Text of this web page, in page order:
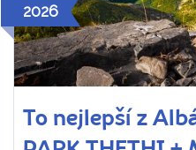
2026
To nejlepší z